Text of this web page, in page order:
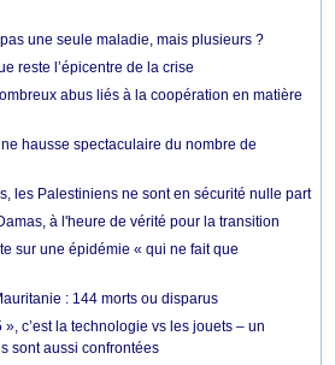
une seule maladie, mais plusieurs ?
reste l’épicentre de la crise
abus liés à la coopération en matière
hausse spectaculaire du nombre de
les Palestiniens ne sont en sécurité nulle part
à l'heure de vérité pour la transition
sur une épidémie « qui ne fait que
: 144 morts ou disparus
c’est la technologie vs les jouets – un
sont aussi confrontées